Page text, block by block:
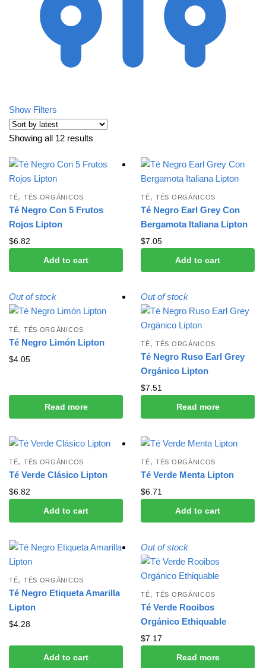
Show Filters
Showing all 12 results
TÉ, TÉS ORGÁNICOS
Té Negro Con 5 Frutos
Rojos Lipton
$6.82
Add to cart
TÉ,TÉS ORGÁNICOS
Té Negro Earl Grey Con
Bergamota Italiana Lipton
$7.05
Add to cart
Out of stock
TÉ, TÉS ORGÁNICOS
Té Negro Limón Lipton
$4.05
Read more
Out of stock
TÉ,TÉS ORGÁNICOS
Té Negro Ruso Earl Grey
Orgánico Lipton
$7.51
Read more
TÉ, TÉS ORGÁNICOS
Té Verde Clásico Lipton
$6.82
Add to cart
TÉ,TÉS ORGÁNICOS
Té Verde Menta Lipton
$6.71
Add to cart
TÉ, TÉS ORGÁNICOS
Té Negro Etiqueta Amarilla
Lipton
$4.28
Add to cart
Out of stock
TÉ,TÉS ORGÁNICOS
Té Verde Rooibos
Orgánico Ethiquable
$7.17
Read more